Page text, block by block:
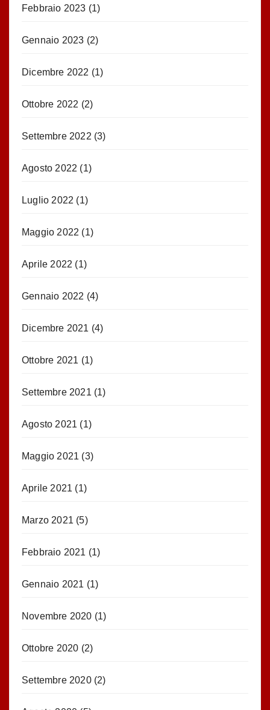
Febbraio 2023 (1)
Gennaio 2023 (2)
Dicembre 2022 (1)
Ottobre 2022 (2)
Settembre 2022 (3)
Agosto 2022 (1)
Luglio 2022 (1)
Maggio 2022 (1)
Aprile 2022 (1)
Gennaio 2022 (4)
Dicembre 2021 (4)
Ottobre 2021 (1)
Settembre 2021 (1)
Agosto 2021 (1)
Maggio 2021 (3)
Aprile 2021 (1)
Marzo 2021 (5)
Febbraio 2021 (1)
Gennaio 2021 (1)
Novembre 2020 (1)
Ottobre 2020 (2)
Settembre 2020(2)